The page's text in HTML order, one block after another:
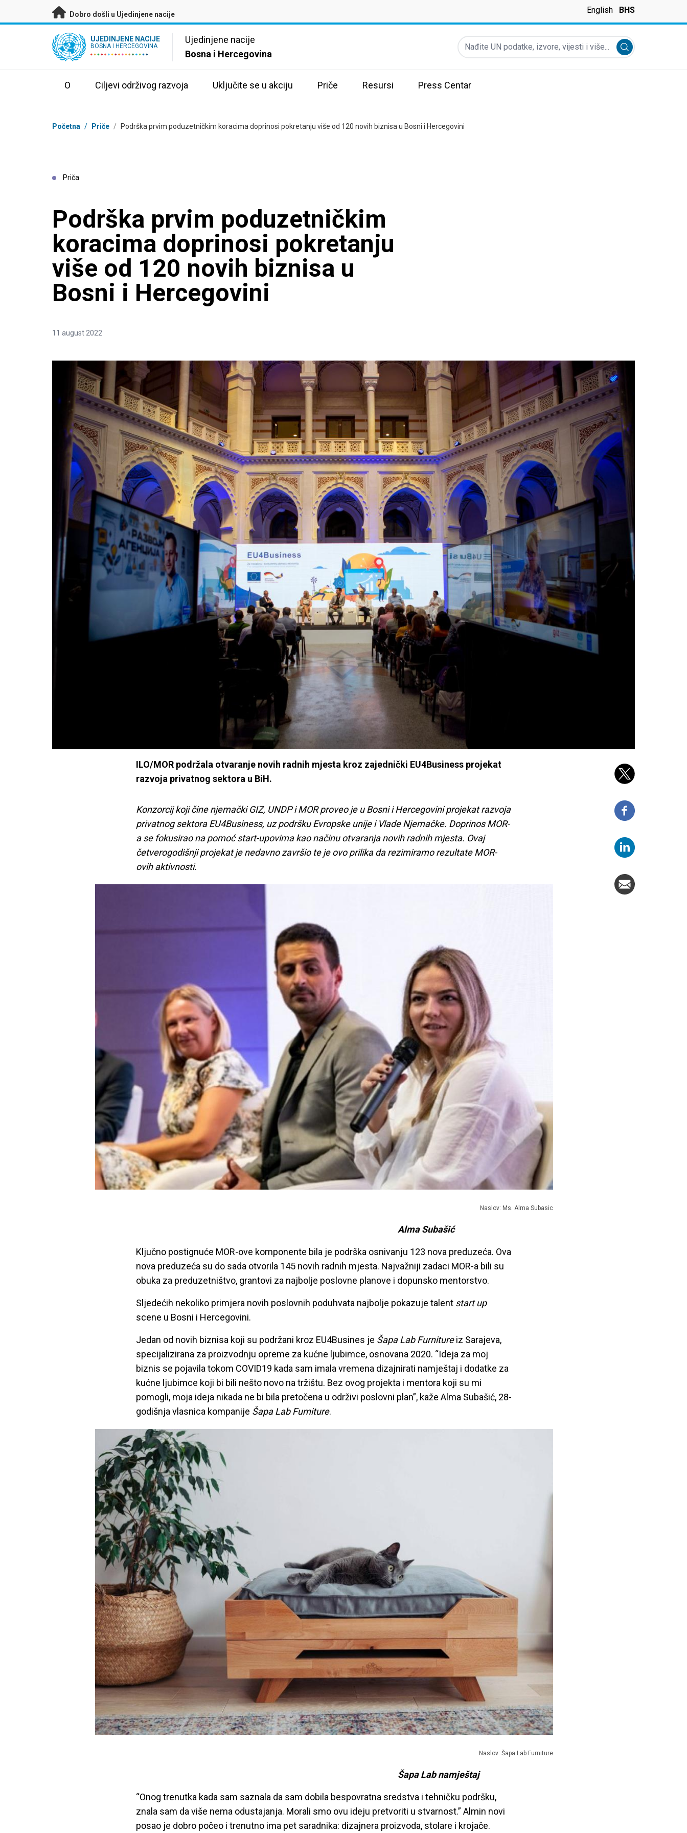
Preskoči na glavni sadržaj
Dobro došli u Ujedinjene nacije English BHS
UN Logo UJEDINJENE NACIJE
BOSNA I HERCEGOVINA
Ujedinjene nacije
Bosna i Hercegovina
Nađite UN podatke, izvore, vijesti i više...
Submit search
O Ciljevi održivog razvoja Uključite se u akciju Priče Resursi Press Centar
Mrvice
Početna / Priče / Podrška prvim poduzetničkim koracima doprinosi pokretanju više od 120 novih biznisa u Bosni i Hercegovini
Priča
Podrška prvim poduzetničkim
koracima doprinosi pokretanju
više od 120 novih biznisa u
Bosni i Hercegovini
11 august 2022
ILO/MOR podržala otvaranje novih radnih mjesta kroz zajednički EU4Business projekat
razvoja privatnog sektora u BiH.
Konzorcij koji čine njemački GIZ, UNDP i MOR proveo je u Bosni i Hercegovini projekat razvoja
privatnog sektora EU4Business, uz podršku Evropske unije i Vlade Njemačke. Doprinos MOR-
a se fokusirao na pomoć start-upovima kao načinu otvaranja novih radnih mjesta. Ovaj
četverogodišnji projekat je nedavno završio te je ovo prilika da rezimiramo rezultate MOR-
ovih aktivnosti.
Naslov: Ms. Alma Subasic
Alma Subašić
Ključno postignuće MOR-ove komponente bila je podrška osnivanju 123 nova preduzeća. Ova
nova preduzeća su do sada otvorila 145 novih radnih mjesta. Najvažniji zadaci MOR-a bili su
obuka za preduzetništvo, grantovi za najbolje poslovne planove i dopunsko mentorstvo.
Sljedećih nekoliko primjera novih poslovnih poduhvata najbolje pokazuje talent start up
scene u Bosni i Hercegovini.
Jedan od novih biznisa koji su podržani kroz EU4Busines je Šapa Lab Furnitureiz Sarajeva,
specijalizirana za proizvodnju opreme za kućne ljubimce, osnovana 2020. “Ideja za moj
biznis se pojavila tokom COVID19 kada sam imala vremena dizajnirati namještaj i dodatke za
kućne ljubimce koji bi bili nešto novo na tržištu. Bez ovog projekta i mentora koji su mi
pomogli, moja ideja nikada ne bi bila pretočena u održivi poslovni plan”, kaže Alma Subašić, 28-
godišnja vlasnica kompanije Šapa Lab Furniture.
Naslov: Šapa Lab Furniture
Šapa Lab namještaj
“Onog trenutka kada sam saznala da sam dobila bespovratna sredstva i tehničku podršku,
znala sam da više nema odustajanja. Morali smo ovu ideju pretvoriti u stvarnost.” Almin novi
posao je dobro počeo i trenutno ima pet saradnika: dizajnera proizvoda, stolare i krojače.